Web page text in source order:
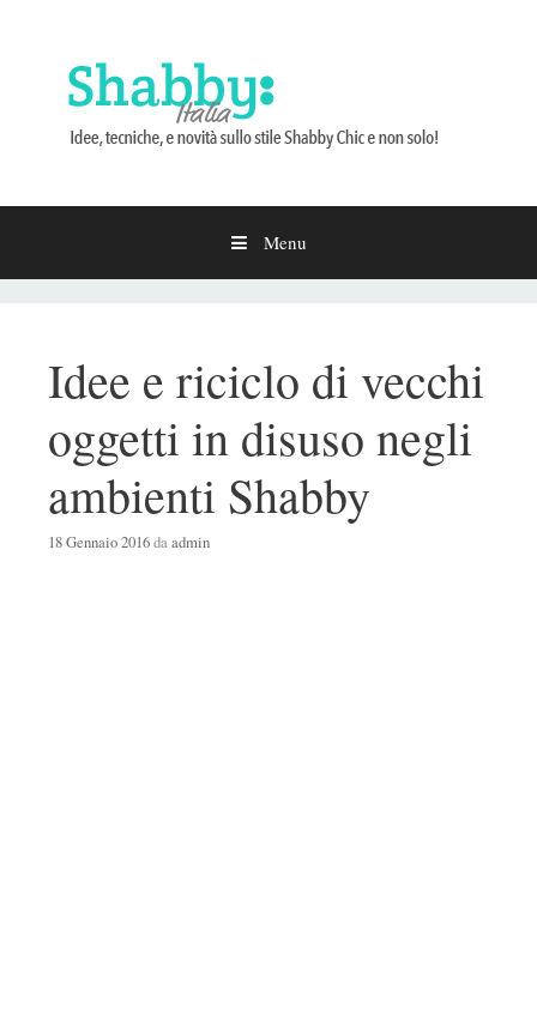
Menu
Idee e riciclo di vecchi
oggetti in disuso negli
ambienti Shabby
18 Gennaio 2016daadmin